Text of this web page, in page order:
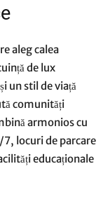
aleg calea
de lux
un stil de viață
comunități
armonios cu
locuri de parcare
educaționale